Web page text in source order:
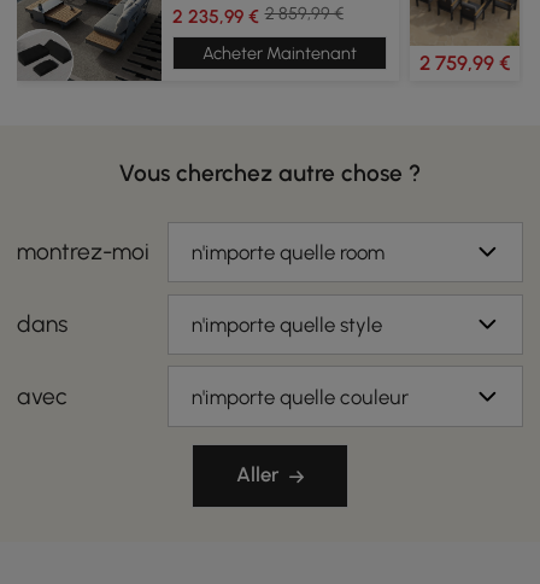
2 235,99 € 2 859,99 €
Acheter Maintenant
2 759,99 €
Vous cherchez autre chose ?
montrez-moi n'importe quelle room
dans n'importe quelle style
avec n'importe quelle couleur
Aller